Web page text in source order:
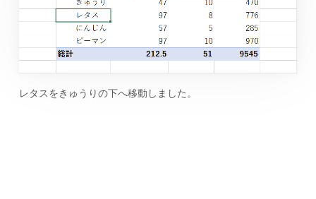
レタスをきゅうりの下へ移動しました。